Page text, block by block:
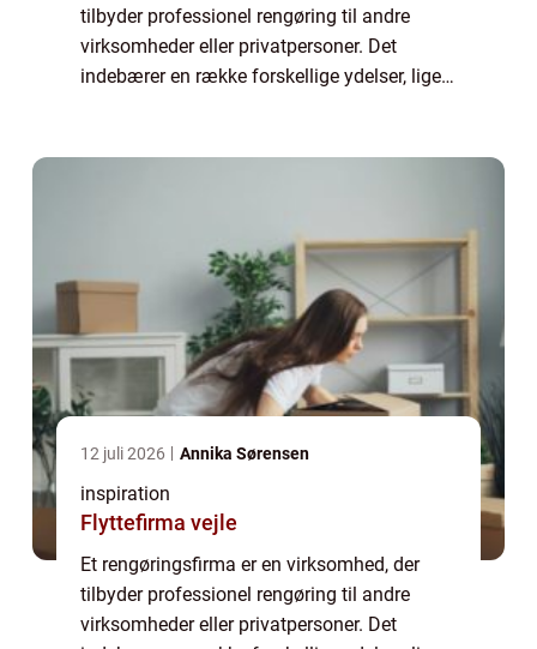
tilbyder professionel rengøring til andre
virksomheder eller privatpersoner. Det
indebærer en række forskellige ydelser, lige
12 juli 2026 Annika Sørensen
inspiration
Flyttefirma vejle
Et rengøringsfirma er en virksomhed, der
tilbyder professionel rengøring til andre
virksomheder eller privatpersoner. Det